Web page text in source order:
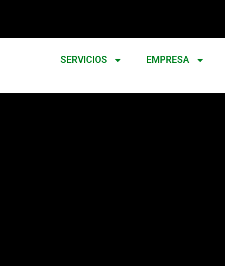
SERVICIOS EMPRESA